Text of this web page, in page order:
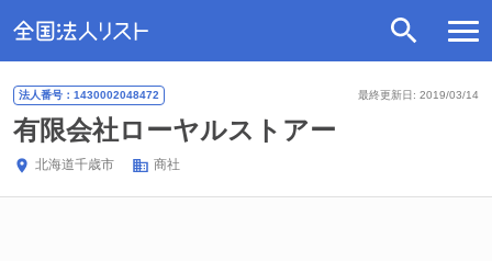
最終更新日: 2019/03/14
法人番号：1430002048472
有限会社ローヤルストアー
北海道千歳市 商社